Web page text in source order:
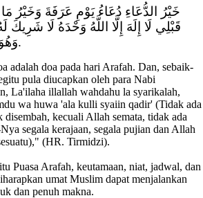
خَيْرُ الدُّعَاءِ دُعَاءُ يَوْمِ عَرَفَةَ وَخَيْرُ
قَبْلِي لَا إِلَهَ إِلَّا اللَّهُ وَحْدَهُ لَا شَرِيكَ
وَهُوَ عَلَى كُلِّ شَيْءٍ قَدِيرٌ.
adalah doa pada hari Arafah. Dan, sebaik-
pula diucapkan oleh para Nabi
La'ilaha illallah wahdahu la syarikalah,
wa huwa 'ala kulli syaiin qadir' (Tidak ada
disembah, kecuali Allah semata, tidak ada
segala kerajaan, segala pujian dan Allah
(HR. Tirmidzi).
Puasa Arafah, keutamaan, niat, jadwal, dan
umat Muslim dapat menjalankan
dan penuh makna.